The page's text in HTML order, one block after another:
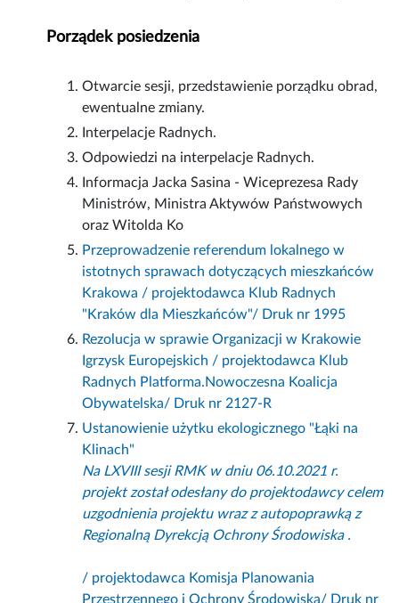
Porządek posiedzenia
Otwarcie sesji, przedstawienie porządku obrad,
ewentualne zmiany.
Interpelacje Radnych.
Odpowiedzi na interpelacje Radnych.
Informacja Jacka Sasina - Wiceprezesa Rady
Ministrów, Ministra Aktywów Państwowych
oraz Witolda Ko
Przeprowadzenie referendum lokalnego w
istotnych sprawach dotyczących mieszkańców
Krakowa / projektodawca Klub Radnych
"Kraków dla Mieszkańców"/ Druk nr 1995
Rezolucja w sprawie Organizacji w Krakowie
Igrzysk Europejskich / projektodawca Klub
Radnych Platforma.Nowoczesna Koalicja
Obywatelska/ Druk nr 2127-R
Ustanowienie użytku ekologicznego "Łąki na
Klinach"
Na LXVIII sesji RMK w dniu 06.10.2021 r.
projekt został odesłany do projektodawcy celem
uzgodnienia projektu wraz z autopoprawką z
Regionalną Dyrekcją Ochrony Środowiska .
/ projektodawca Komisja Planowania
Przestrzennego i Ochrony Środowiska/ Druk nr